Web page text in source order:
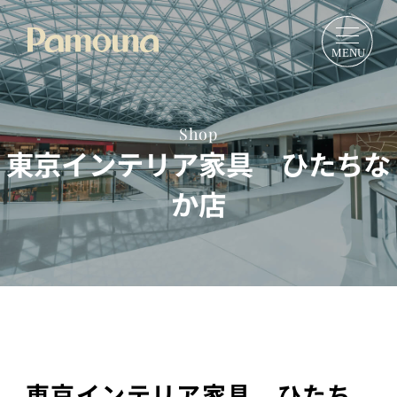
Shop
東京インテリア家具 ひたちな
か店